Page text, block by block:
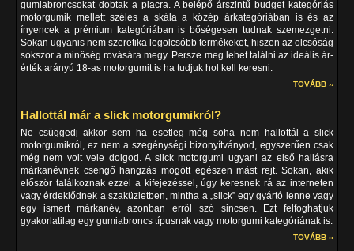
gumiabroncsokat dobtak a piacra. A belépő árszintű budget kategóriás
motorgumik mellett széles a skála a közép árkategóriában is és az
ínyencek a prémium kategóriában is bőségesen tudnak szemezgetni.
Sokan ugyanis nem szeretika legolcsóbb termékeket, hiszen az olcsóság
sokszor a minőség rovására megy. Persze meg lehet találni az ideális ár-
érték arányú 18-as motorgumit is ha tudjuk hol kell keresni.
TOVÁBB ››
Hallottál már a slick motorgumikról?
Ne csüggedj akkor sem ha esetleg még soha nem hallottál a slick
motorgumikról, ez nem a szegénységi bizonyítványod, egyszerűen csak
még nem volt vele dolgod. A slick motorgumi ugyani az első hallásra
márkanévnek csengő hangzás mögött egészen mást rejt. Sokan, akik
először találkoznak ezzel a kifejezéssel, úgy keresnek rá az interneten
vagy érdeklődnek a szaküzletben, mintha a „slick” egy gyártó lenne vagy
egy ismert márkanév, azonban erről szó sincsen. Ezt felfoghatjuk
gyakorlatilag egy gumiabroncs típusnak vagy motorgumi kategóriának is.
TOVÁBB ››